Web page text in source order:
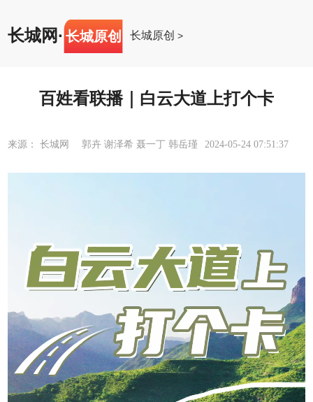
长城网· 长城原创 长城原创 >
百姓看联播｜白云大道上打个卡
来源： 长城网 郭卉 谢泽希 聂一丁 韩岳瑾 2024-05-24 07:51:37